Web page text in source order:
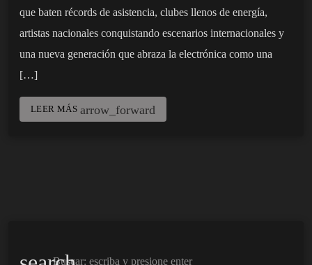
que baten récords de asistencia, clubes llenos de energía,
artistas nacionales conquistando escenarios internacionales y
una nueva generación que abraza la electrónica como una
[…]
LEER MÁS arrow_forward